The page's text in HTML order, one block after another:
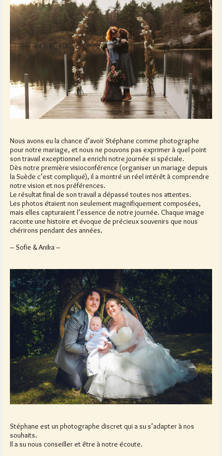
Nous avons eu la chance d’avoir Stéphane comme photographe
pour notre mariage, et nous ne pouvons pas exprimer à quel point
son travail exceptionnel a enrichi notre journée si spéciale.
Dès notre première visioconférence (organiser un mariage depuis
la Suède c’est compliqué), il a montré un réel intérêt à comprendre
notre vision et nos préférences.
Le résultat final de son travail a dépassé toutes nos attentes.
Les photos étaient non seulement magnifiquement composées,
mais elles capturaient l’essence de notre journée. Chaque image
raconte une histoire et évoque de précieux souvenirs que nous
chérirons pendant des années.
– Sofie & Anika –
Stéphane est un photographe discret qui a su s’adapter à nos
souhaits.
Il a su nous conseiller et être à notre écoute.